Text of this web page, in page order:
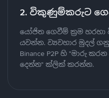
2. විකුණුම්කරුට
යෝජිත ගෙවීම් ක්‍රම
යවන්න. ව්‍යවහාර මුදල්
Binance P2P හි "මාරු
දෙන්න" ක්ලික් කරන්න.